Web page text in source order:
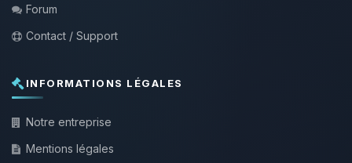
Forum
Contact / Support
INFORMATIONS LÉGALES
Notre entreprise
Mentions légales